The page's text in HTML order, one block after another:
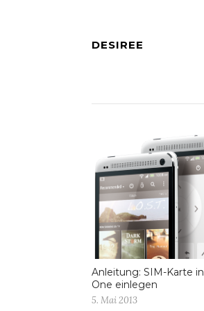
DESIREE
Anleitung: SIM-Karte
One einlegen
5. Mai 2013